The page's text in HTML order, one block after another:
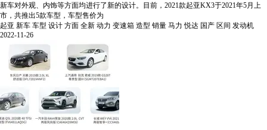
新车对外观、内饰等方面均进行了新的设计。目前，2021款起亚KX3于2021年5月上
市，共推出5款车型，车型售价为
起亚 新车 车型 设计 方面 全新 动力 变速箱 造型 销量 马力 悦达 国产 区间 发动机
2022-11-26